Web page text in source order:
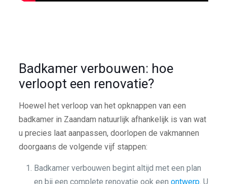
Badkamer verbouwen: hoe
verloopt een renovatie?
Hoewel het verloop van het opknappen van een
badkamer in Zaandam natuurlijk afhankelijk is van wat
u precies laat aanpassen, doorlopen de vakmannen
doorgaans de volgende vijf stappen:
Badkamer verbouwen begint altijd met een plan
en bij een complete renovatie ook een ontwerp. U